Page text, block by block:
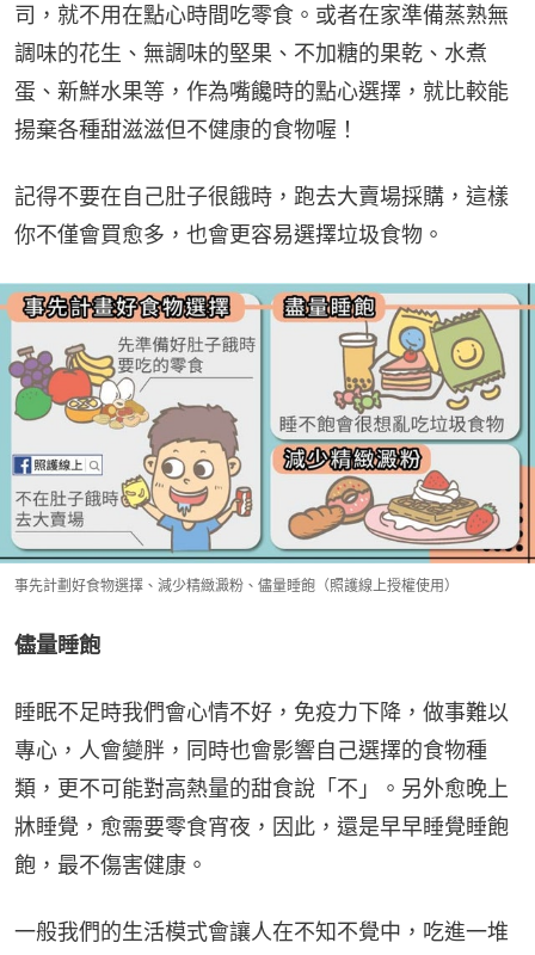
司，就不用在點心時間吃零食。或者在家準備蒸熟無
調味的花生、無調味的堅果、不加糖的果乾、水煮
蛋、新鮮水果等，作為嘴饞時的點心選擇，就比較能
揚棄各種甜滋滋但不健康的食物喔！
記得不要在自己肚子很餓時，跑去大賣場採購，這樣
你不僅會買愈多，也會更容易選擇垃圾食物。
事先計劃好食物選擇、減少精緻澱粉、儘量睡飽（照護線上授權使用）
儘量睡飽
睡眠不足時我們會心情不好，免疫力下降，做事難以
專心，人會變胖，同時也會影響自己選擇的食物種
類，更不可能對高熱量的甜食說「不」。另外愈晚上
牀睡覺，愈需要零食宵夜，因此，還是早早睡覺睡飽
飽，最不傷害健康。
一般我們的生活模式會讓人在不知不覺中，吃進一堆